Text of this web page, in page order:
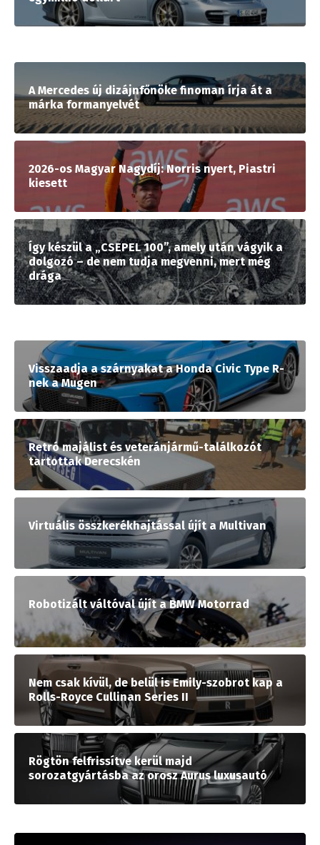
A Mercedes új dizájnfőnöke finoman írja át a
márka formanyelvét
2026-os Magyar Nagydíj: Norris nyert, Piastri
kiesett
Így készül a „CSEPEL 100”, amely után vágyik a
dolgozó – de nem tudja megvenni, mert még
drága
Visszaadja a szárnyakat a Honda Civic Type R-
nek a Mugen
Retró majálist és veteránjármű-találkozót
tartottak Derecskén
Virtuális összkerékhajtással újít a Multivan
Robotizált váltóval újít a BMW Motorrad
Nem csak kívül, de belül is Emily-szobrot kap a
Rolls-Royce Cullinan Series II
Rögtön felfrissítve kerül majd
sorozatgyártásba az orosz Aurus luxusautó